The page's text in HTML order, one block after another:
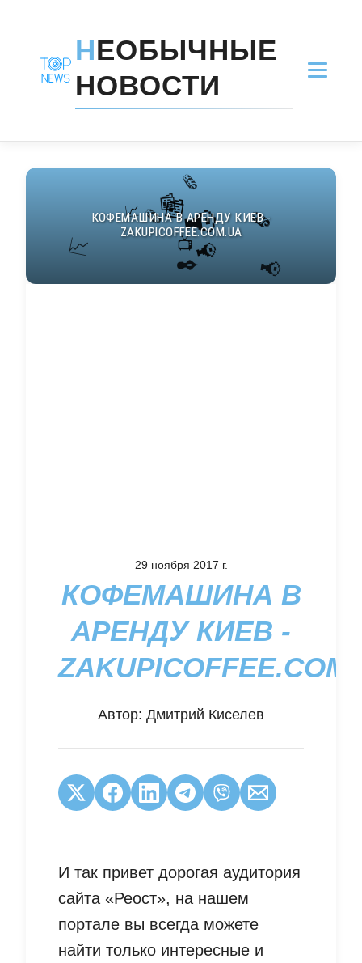
НЕОБЫЧНЫЕ
НОВОСТИ
29 ноября 2017 г.
КОФЕМАШИНА В
АРЕНДУ КИЕВ -
Автор: Дмитрий Киселев
И так привет дорогая аудитория
сайта «Реост», на нашем
портале вы всегда можете
найти только интересные и